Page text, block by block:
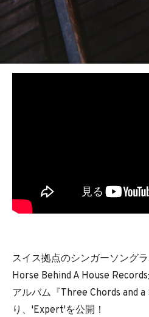
スイス拠点のシンガーソング
Horse Behind A House
アルバム『Three Chords and a
り、'Expert'を公開！